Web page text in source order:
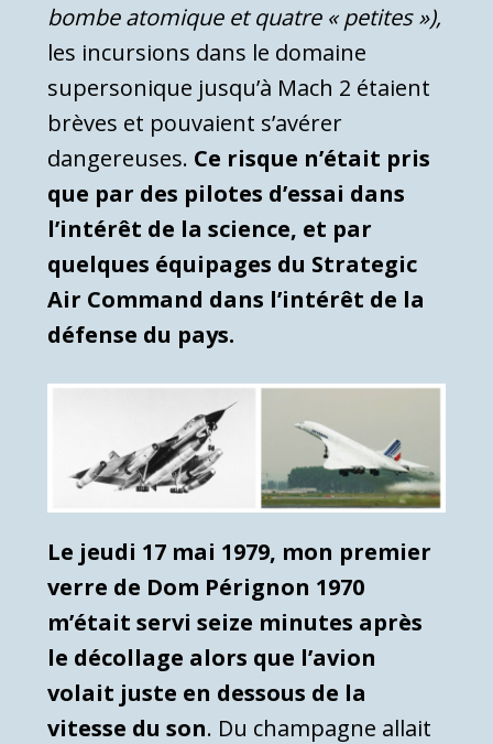
bombe atomique et quatre « petites »),
les incursions dans le domaine
supersonique jusqu’à Mach 2 étaient
brèves et pouvaient s’avérer
dangereuses. Ce risque n’était pris
que par des pilotes d’essai dans
l’intérêt de la science, et par
quelques équipages du Strategic
Air Command dans l’intérêt de la
défense du pays.
Le jeudi 17 mai 1979, mon premier
verre de Dom Pérignon 1970
m’était servi seize minutes après
le décollage alors que l’avion
volait juste en dessous de la
vitesse du son. Du champagne allait